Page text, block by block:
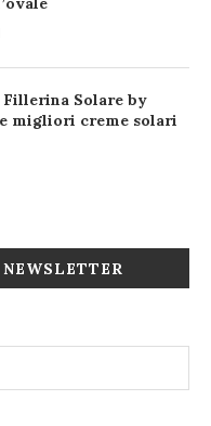
Fillerina Solare by
migliori creme solari